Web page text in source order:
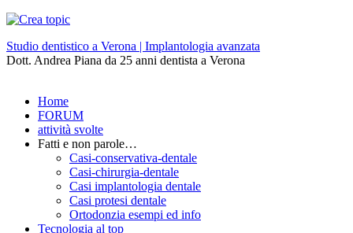
Studio dentistico a Verona | Implantologia avanzata
Dott. Andrea Piana da 25 anni dentista a Verona
Home
FORUM
attività svolte
Fatti e non parole…
Casi-conservativa-dentale
Casi-chirurgia-dentale
Casi implantologia dentale
Casi protesi dentale
Ortodonzia esempi ed info
Tecnologia al top